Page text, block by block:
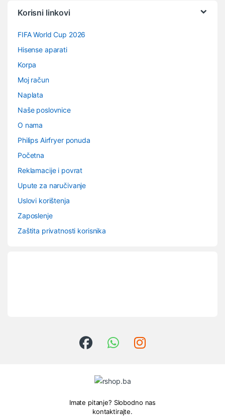
Korisni linkovi
FIFA World Cup 2026
Hisense aparati
Korpa
Moj račun
Naplata
Naše poslovnice
O nama
Philips Airfryer ponuda
Početna
Reklamacije i povrat
Upute za naručivanje
Uslovi korištenja
Zaposlenje
Zaštita privatnosti korisnika
Imate pitanje? Slobodno nas
kontaktirajte.